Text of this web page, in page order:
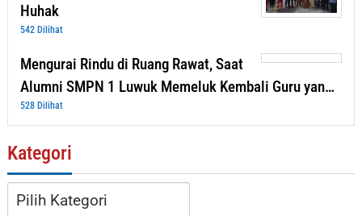
Huhak
542 Dilihat
Mengurai Rindu di Ruang Rawat, Saat
Alumni SMPN 1 Luwuk Memeluk Kembali Guru yan…
528 Dilihat
Kategori
Kategori